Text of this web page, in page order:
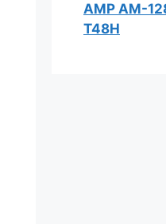
AMP AM-
T48H